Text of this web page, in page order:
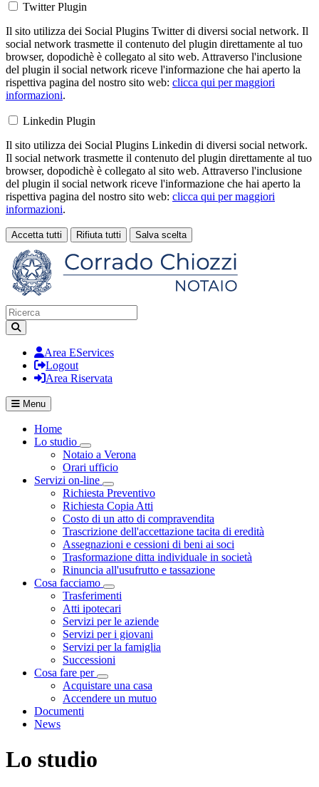
Twitter Plugin
Il sito utilizza dei Social Plugins Twitter di diversi social network. Il
social network trasmette il contenuto del plugin direttamente al tuo
browser, dopodichè è collegato al sito web. Attraverso l'inclusione
del plugin il social network riceve l'informazione che hai aperto la
rispettiva pagina del nostro sito web: clicca qui per maggiori
informazioni.
Linkedin Plugin
Il sito utilizza dei Social Plugins Linkedin di diversi social network.
Il social network trasmette il contenuto del plugin direttamente al tuo
browser, dopodichè è collegato al sito web. Attraverso l'inclusione
del plugin il social network riceve l'informazione che hai aperto la
rispettiva pagina del nostro sito web: clicca qui per maggiori
informazioni.
Accetta tutti Rifiuta tutti Salva scelta
Loading...
Area EServices
Logout
Area Riservata
Menu
Home
Lo studio
Visualizza menù di secondo livello
Notaio a Verona
Orari ufficio
Servizi on-line
Visualizza menù di secondo livello
Richiesta Preventivo
Richiesta Copia Atti
Costo di un atto di compravendita
Trascrizione dell'accettazione tacita di eredità
Assegnazioni e cessioni di beni ai soci
Trasformazione ditta individuale in società
Rinuncia all'usufrutto e tassazione
Cosa facciamo
Visualizza menù di secondo livello
Trasferimenti
Atti ipotecari
Servizi per le aziende
Servizi per i giovani
Servizi per la famiglia
Successioni
Cosa fare per
Visualizza menù di secondo livello
Acquistare una casa
Accendere un mutuo
Documenti
News
Lo studio